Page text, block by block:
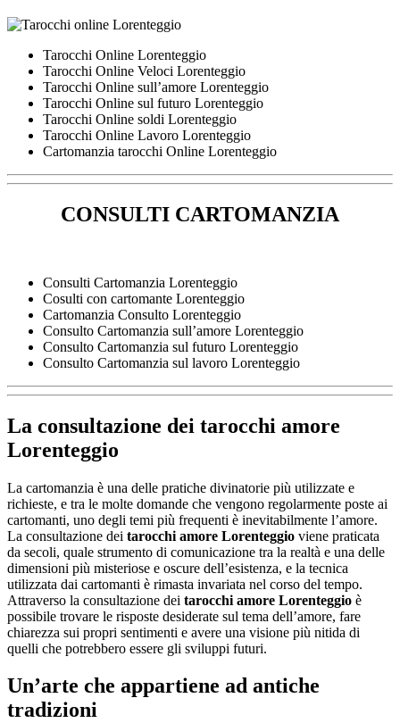
Tarocchi Online Lorenteggio
Tarocchi Online Veloci Lorenteggio
Tarocchi Online sull’amore Lorenteggio
Tarocchi Online sul futuro Lorenteggio
Tarocchi Online soldi Lorenteggio
Tarocchi Online Lavoro Lorenteggio
Cartomanzia tarocchi Online Lorenteggio
CONSULTI CARTOMANZIA
Consulti Cartomanzia Lorenteggio
Cosulti con cartomante Lorenteggio
Cartomanzia Consulto Lorenteggio
Consulto Cartomanzia sull’amore Lorenteggio
Consulto Cartomanzia sul futuro Lorenteggio
Consulto Cartomanzia sul lavoro Lorenteggio
La consultazione dei tarocchi amore
Lorenteggio
La cartomanzia è una delle pratiche divinatorie più utilizzate e
richieste, e tra le molte domande che vengono regolarmente poste ai
cartomanti, uno degli temi più frequenti è inevitabilmente l’amore.
La consultazione dei tarocchi amore Lorenteggio viene praticata
da secoli, quale strumento di comunicazione tra la realtà e una delle
dimensioni più misteriose e oscure dell’esistenza, e la tecnica
utilizzata dai cartomanti è rimasta invariata nel corso del tempo.
Attraverso la consultazione dei tarocchi amore Lorenteggio è
possibile trovare le risposte desiderate sul tema dell’amore, fare
chiarezza sui propri sentimenti e avere una visione più nitida di
quelli che potrebbero essere gli sviluppi futuri.
Un’arte che appartiene ad antiche
tradizioni